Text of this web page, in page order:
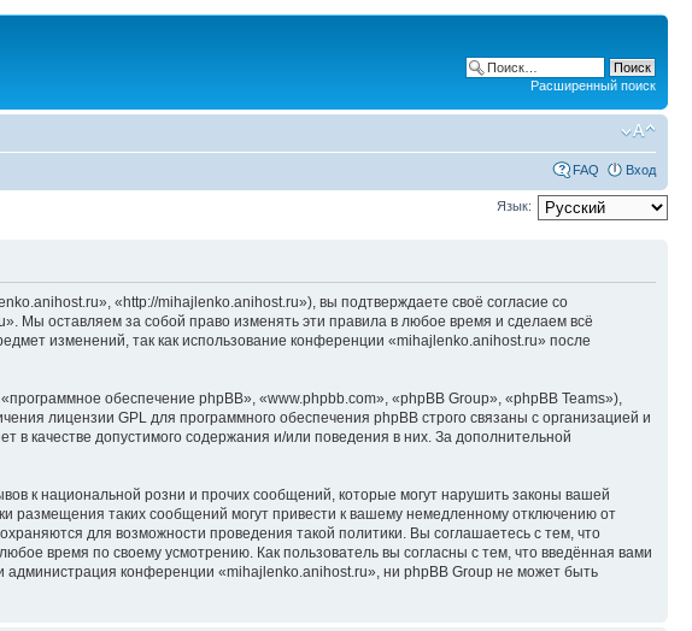
Расширенный поиск
FAQ Вход
Язык:
«http://mihajlenko.anihost.ru»), вы подтверждаете своё согласие со
Мы оставляем за собой право изменять эти правила в любое время и сделаем всё
изменений, так как использование конференции «mihajlenko.anihost.ru» после
обеспечение phpBB», «www.phpbb.com», «phpBB Group», «phpBB Teams»),
лицензии GPL для программного обеспечения phpBB строго связаны с организацией и
качестве допустимого содержания и/или поведения в них. За дополнительной
к национальной розни и прочих сообщений, которые могут нарушить законы вашей
размещения таких сообщений могут привести к вашему немедленному отключению от
для возможности проведения такой политики. Вы соглашаетесь с тем, что
время по своему усмотрению. Как пользователь вы согласны с тем, что введённая вами
конференции «mihajlenko.anihost.ru», ни phpBB Group не может быть